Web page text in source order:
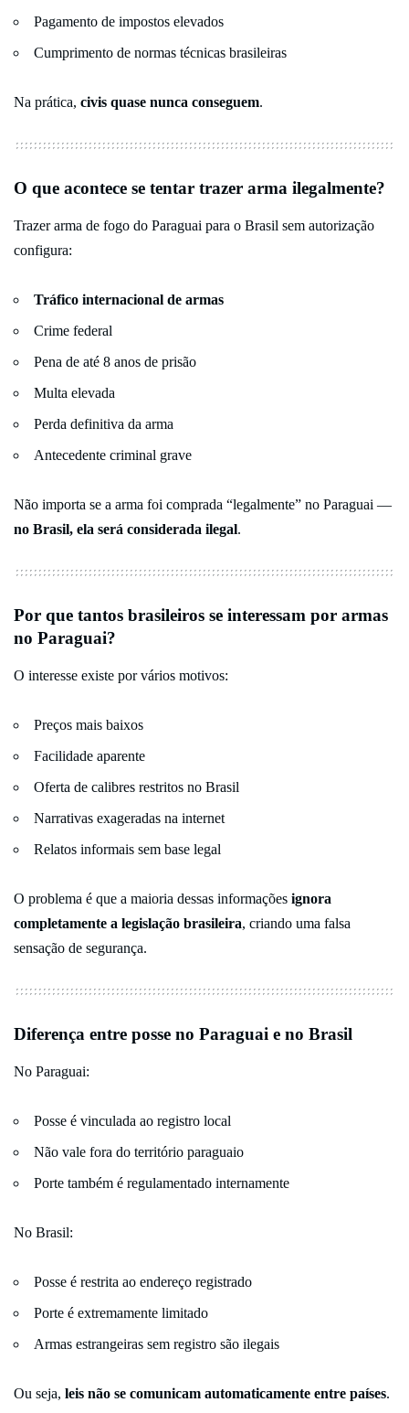
Pagamento de impostos elevados
Cumprimento de normas técnicas brasileiras
Na prática, civis quase nunca conseguem.
O que acontece se tentar trazer arma ilegalmente?
Trazer arma de fogo do Paraguai para o Brasil sem autorização
configura:
Tráfico internacional de armas
Crime federal
Pena de até 8 anos de prisão
Multa elevada
Perda definitiva da arma
Antecedente criminal grave
Não importa se a arma foi comprada “legalmente” no Paraguai —
no Brasil, ela será considerada ilegal.
Por que tantos brasileiros se interessam por armas
no Paraguai?
O interesse existe por vários motivos:
Preços mais baixos
Facilidade aparente
Oferta de calibres restritos no Brasil
Narrativas exageradas na internet
Relatos informais sem base legal
O problema é que a maioria dessas informações ignora
completamente a legislação brasileira, criando uma falsa
sensação de segurança.
Diferença entre posse no Paraguai e no Brasil
No Paraguai:
Posse é vinculada ao registro local
Não vale fora do território paraguaio
Porte também é regulamentado internamente
No Brasil:
Posse é restrita ao endereço registrado
Porte é extremamente limitado
Armas estrangeiras sem registro são ilegais
Ou seja, leis não se comunicam automaticamente entre países.